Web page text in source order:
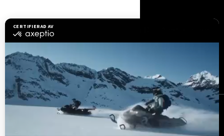
Utforska Sea-Doo
Lediga jobb
BRP Experiences
Registrera dig
Var först med att få reda på de